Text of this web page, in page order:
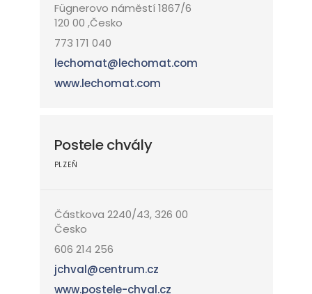
Fügnerovo náměstí 1867/6
120 00 ,Česko
773 171 040
lechomat@lechomat.com
www.lechomat.com
PLZEŇ
Postele chvály
Částkova 2240/43, 326 00
Česko
606 214 256
jchval@centrum.cz
www.postele-chval.cz